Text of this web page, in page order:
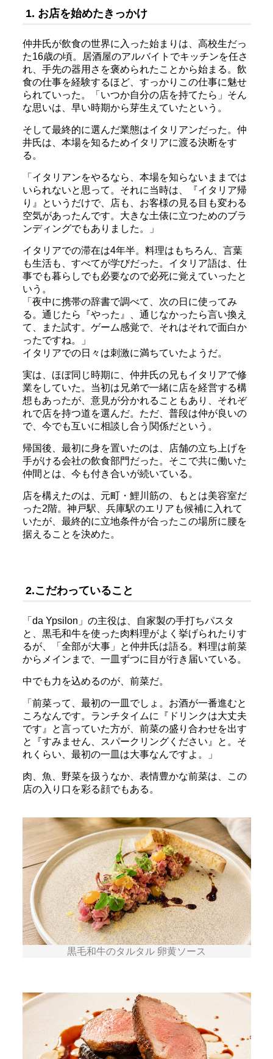
1. お店を始めたきっかけ
仲井氏が飲食の世界に入った始まりは、高校生だっ
た16歳の頃。居酒屋のアルバイトでキッチンを任さ
れ、手先の器用さを褒められたことから始まる。飲
食の仕事を経験するほど、すっかりこの仕事に魅せ
られていった。「いつか自分の店を持てたら」そん
な思いは、早い時期から芽生えていたという。
そして最終的に選んだ業態はイタリアンだった。仲
井氏は、本場を知るためイタリアに渡る決断をす
る。
「イタリアンをやるなら、本場を知らないままでは
いられないと思って。それに当時は、『イタリア帰
り』というだけで、店も、お客様の見る目も変わる
空気があったんです。大きな土俵に立つためのブラ
ンディングでもありました。」
イタリアでの滞在は4年半。料理はもちろん、言葉
も生活も、すべてが学びだった。イタリア語は、仕
事でも暮らしでも必要なので必死に覚えていったと
いう。
「夜中に携帯の辞書で調べて、次の日に使ってみ
る。通じたら『やった』、通じなかったら言い換え
て、また試す。ゲーム感覚で、それはそれで面白か
ったですね。」
イタリアでの日々は刺激に満ちていたようだ。
実は、ほぼ同じ時期に、仲井氏の兄もイタリアで修
業をしていた。当初は兄弟で一緒に店を経営する構
想もあったが、意見が分かれることもあり、それぞ
れで店を持つ道を選んだ。ただ、普段は仲が良いの
で、今でも互いに相談し合う関係だという。
帰国後、最初に身を置いたのは、店舗の立ち上げを
手がける会社の飲食部門だった。そこで共に働いた
仲間とは、今も付き合いが続いている。
店を構えたのは、元町・鯉川筋の、もとは美容室だ
った2階。神戸駅、兵庫駅のエリアも候補に入れて
いたが、最終的に立地条件が合ったこの場所に腰を
据えることを決めた。
2.こだわっていること
「da Ypsilon」の主役は、自家製の手打ちパスタ
と、黒毛和牛を使った肉料理がよく挙げられたりす
るが、「全部が大事」と仲井氏は語る。料理は前菜
からメインまで、一皿ずつに目が行き届いている。
中でも力を込めるのが、前菜だ。
「前菜って、最初の一皿でしょ。お酒が一番進むと
ころなんです。ランチタイムに『ドリンクは大丈夫
です』と言っていた方が、前菜の盛り合わせを出す
と『すみません、スパークリングください』と。そ
れくらい、最初の一皿は大事なんですよ。」
肉、魚、野菜を扱うなか、表情豊かな前菜は、この
店の入り口を彩る顔でもある。
黒毛和牛のタルタル 卵黄ソース